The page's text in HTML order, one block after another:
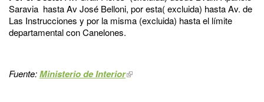
Saravia hasta Av José Belloni, por esta( excluida) hasta Av. de
Las Instrucciones y por la misma (excluida) hasta el límite
departamental con Canelones.
Fuente:Ministerio de Interior